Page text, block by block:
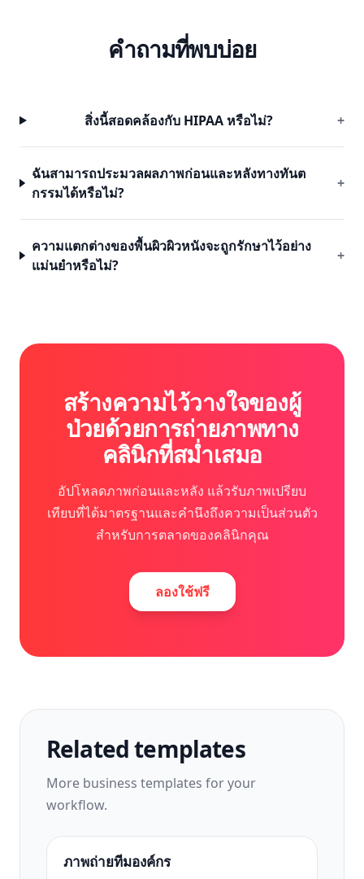
คำถามที่พบบ่อย
สิ่งนี้สอดคล้องกับ HIPAA หรือไม่? +
ฉันสามารถประมวลผลภาพก่อนและหลังทางทันต
กรรมได้หรือไม่?
+
ความแตกต่างของพื้นผิวผิวหนังจะถูกรักษาไว้อย่าง
แม่นยำหรือไม่?
+
สร้างความไว้วางใจของผู้
ป่วยด้วยการถ่ายภาพทาง
คลินิกที่สม่ำเสมอ
อัปโหลดภาพก่อนและหลัง แล้วรับภาพเปรียบ
เทียบที่ได้มาตรฐานและคำนึงถึงความเป็นส่วนตัว
สำหรับการตลาดของคลินิกคุณ
ลองใช้ฟรี
Related templates
More business templates for your
workflow.
ภาพถ่ายทีมองค์กร